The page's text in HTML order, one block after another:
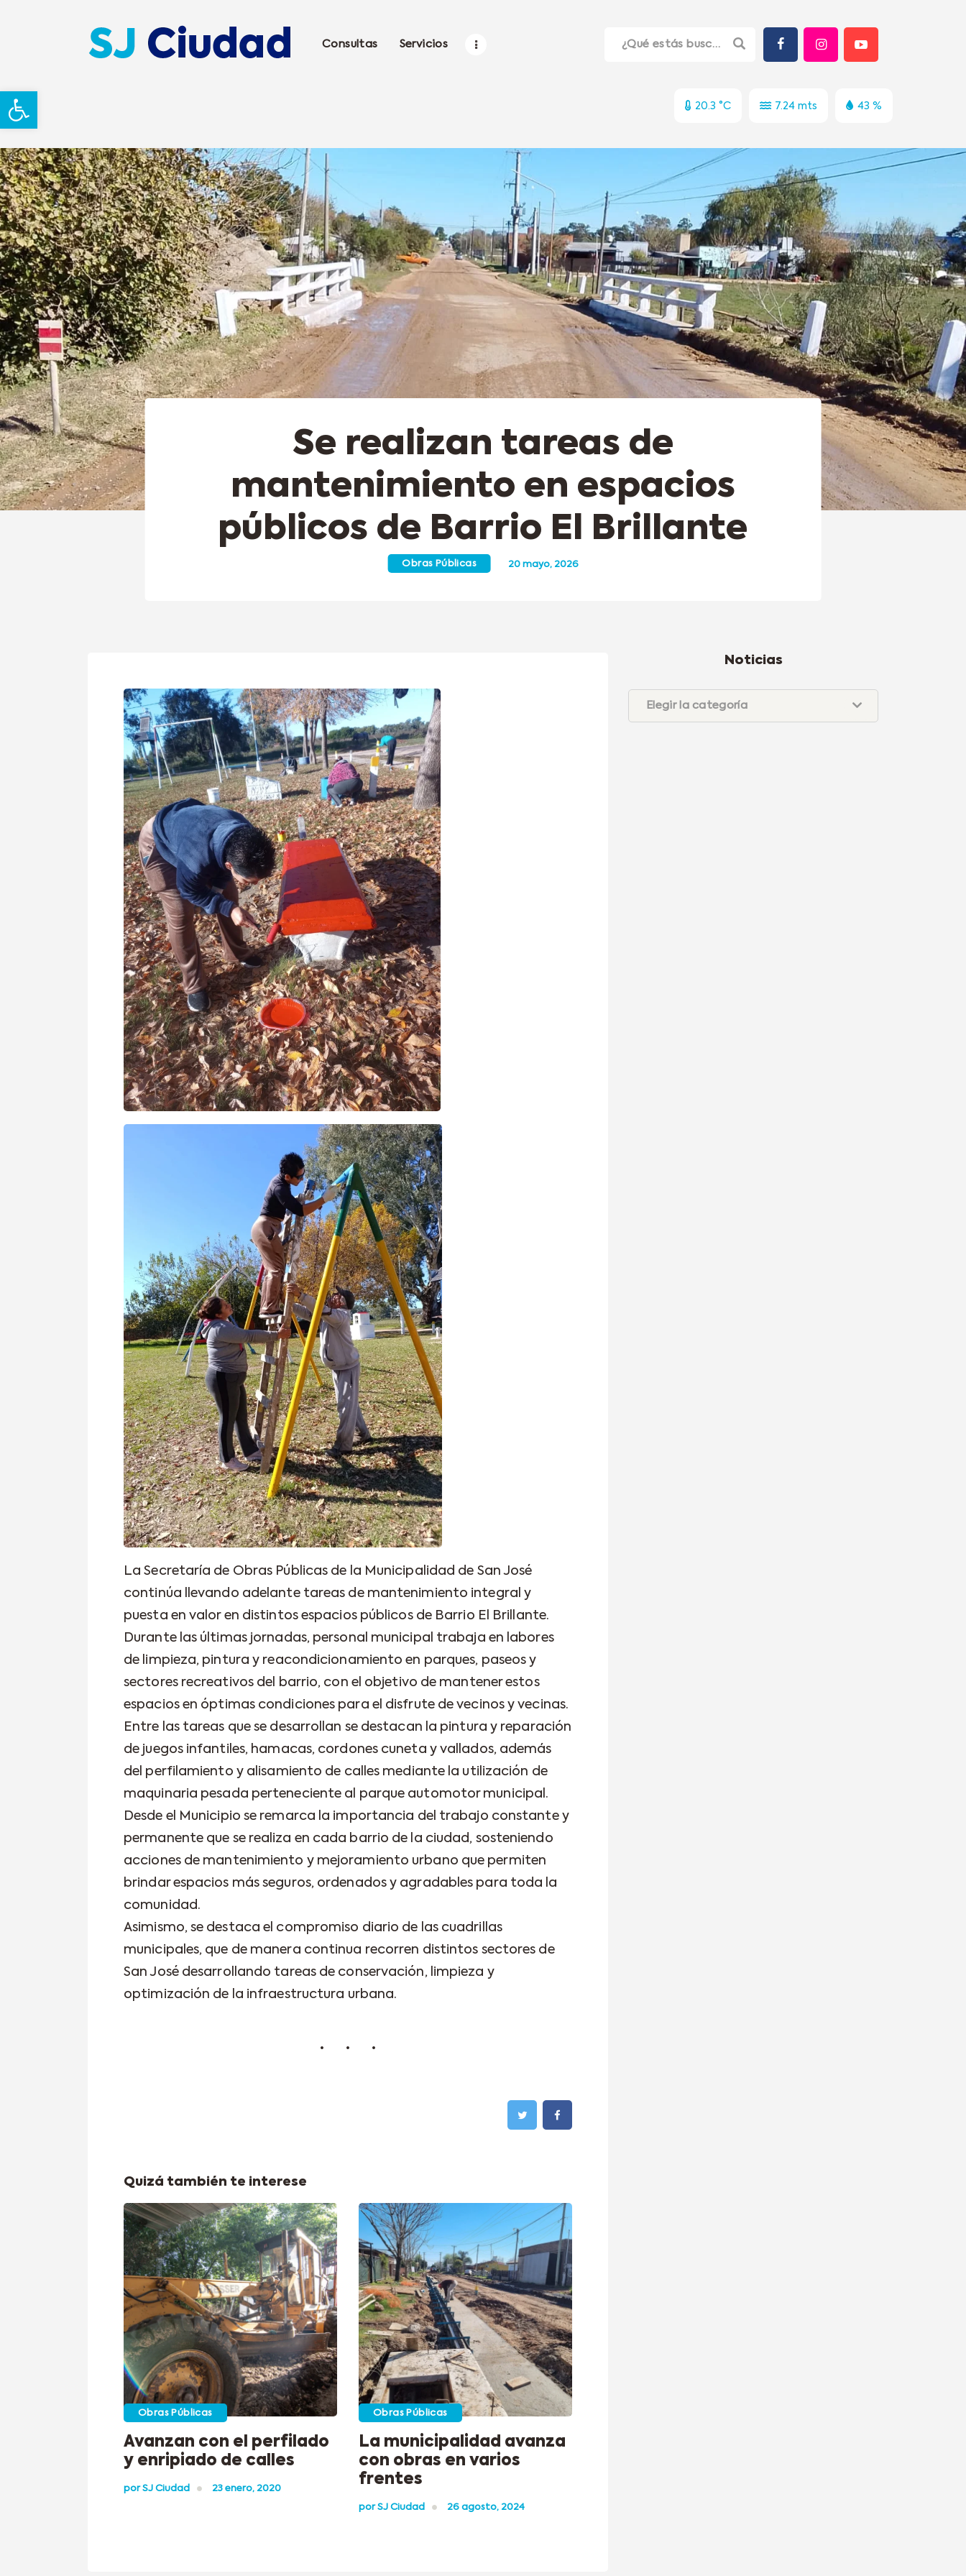
Abrir barra de herramientas
Consultas Servicios
20.3 °C 7.24 mts 43 %
Se realizan tareas de
mantenimiento en espacios
públicos de Barrio El Brillante
Obras Públicas 20 mayo, 2026
La Secretaría de Obras Públicas de la Municipalidad de San José
continúa llevando adelante tareas de mantenimiento integral y
puesta en valor en distintos espacios públicos de Barrio El Brillante.
Durante las últimas jornadas, personal municipal trabaja en labores
de limpieza, pintura y reacondicionamiento en parques, paseos y
sectores recreativos del barrio, con el objetivo de mantener estos
espacios en óptimas condiciones para el disfrute de vecinos y vecinas.
Entre las tareas que se desarrollan se destacan la pintura y reparación
de juegos infantiles, hamacas, cordones cuneta y vallados, además
del perfilamiento y alisamiento de calles mediante la utilización de
maquinaria pesada perteneciente al parque automotor municipal.
Desde el Municipio se remarca la importancia del trabajo constante y
permanente que se realiza en cada barrio de la ciudad, sosteniendo
acciones de mantenimiento y mejoramiento urbano que permiten
brindar espacios más seguros, ordenados y agradables para toda la
comunidad.
Asimismo, se destaca el compromiso diario de las cuadrillas
municipales, que de manera continua recorren distintos sectores de
San José desarrollando tareas de conservación, limpieza y
optimización de la infraestructura urbana.
Quizá también te interese
Obras Públicas
Avanzan con el perfilado
y enripiado de calles
porSJ Ciudad 23 enero, 2020
Obras Públicas
La municipalidad avanza
con obras en varios
frentes
porSJ Ciudad 26 agosto, 2024
Noticias